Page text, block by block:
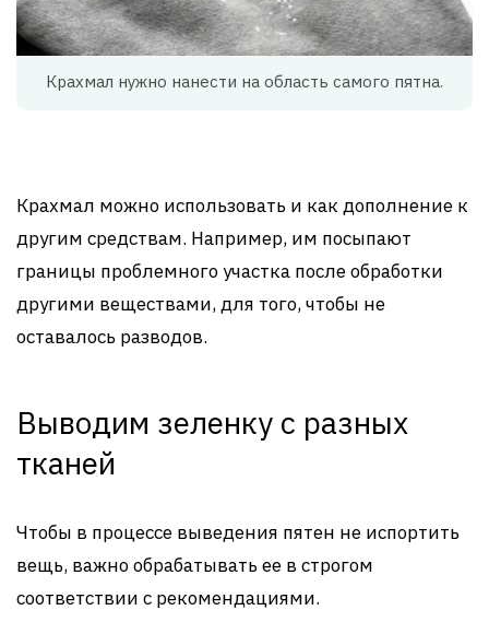
Крахмал нужно нанести на область самого пятна.
Крахмал можно использовать и как дополнение к
другим средствам. Например, им посыпают
границы проблемного участка после обработки
другими веществами, для того, чтобы не
оставалось разводов.
Выводим зеленку с разных
тканей
Чтобы в процессе выведения пятен не испортить
вещь, важно обрабатывать ее в строгом
соответствии с рекомендациями.